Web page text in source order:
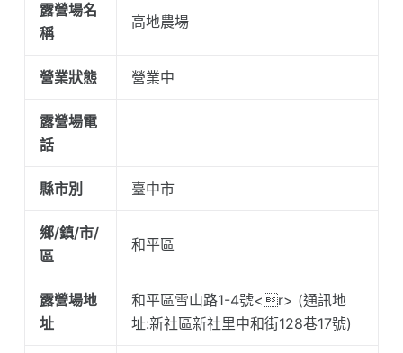
露營場名
稱
高地農場
營業狀態 營業中
露營場電
話
縣市別 臺中市
鄉/鎮/市/
區
和平區
露營場地
址
和平區雪山路1-4號<r> (通訊地
址:新社區新社里中和街128巷17號)